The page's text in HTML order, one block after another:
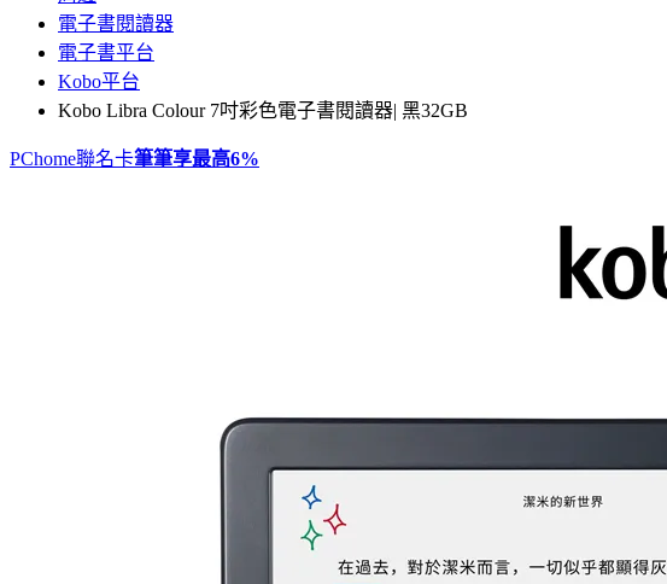
電子書閱讀器
電子書平台
Kobo平台
Kobo Libra Colour 7吋彩色電子書閱讀器| 黑32GB
PChome聯名卡筆筆享最高6%